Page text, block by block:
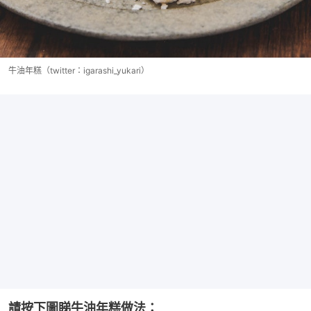
牛油年糕（twitter：igarashi_yukari）
請按下圖睇牛油年糕做法：